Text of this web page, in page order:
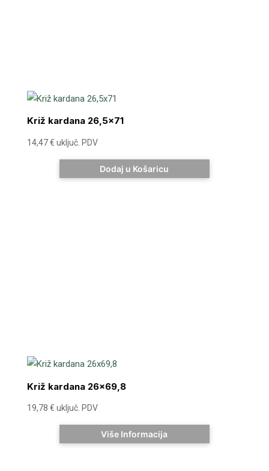
Križ kardana 26,5×71
14,47€ uključ. PDV
Dodaj u Košaricu
Križ kardana 26×69,8
19,78 € uključ. PDV
Više Informacija